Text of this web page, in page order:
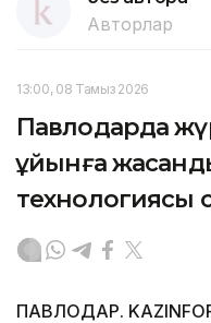
Авторлар
13:00, 08 Тамыз 2026
Павлодарда
құйынға
технологиясы
ПАВЛОДАР.